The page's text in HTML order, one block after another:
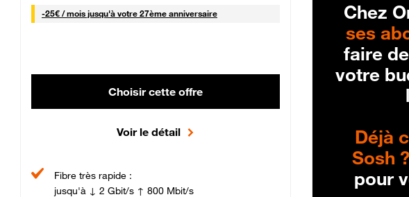
-25€ / mois25 € par mois
jusqu'à votre 27ème anniversaire
Choisir cette offre
Voir le détail
Fibre très rapide :
jusqu'à ↓ 2 Gbit/s ↑ 800 Mbit/s
Chez
ses
faire
votre
Déjà
Sosh ?
pour